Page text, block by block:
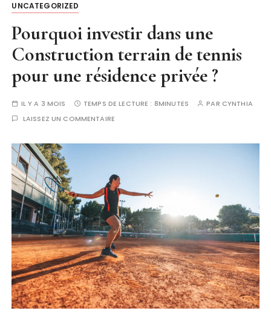
UNCATEGORIZED
Pourquoi investir dans une
Construction terrain de tennis
pour une résidence privée ?
IL Y A 3 MOIS TEMPS DE LECTURE : 8MINUTES PAR CYNTHIA
LAISSEZ UN COMMENTAIRE